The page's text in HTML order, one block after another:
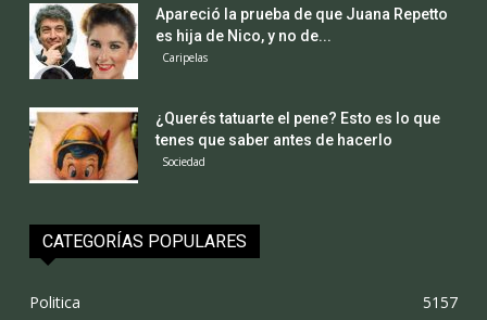
Apareció la prueba de que Juana Repetto
es hija de Nico, y no de...
Caripelas
¿Querés tatuarte el pene? Esto es lo que
tenes que saber antes de hacerlo
Sociedad
CATEGORÍAS POPULARES
Politica
5157